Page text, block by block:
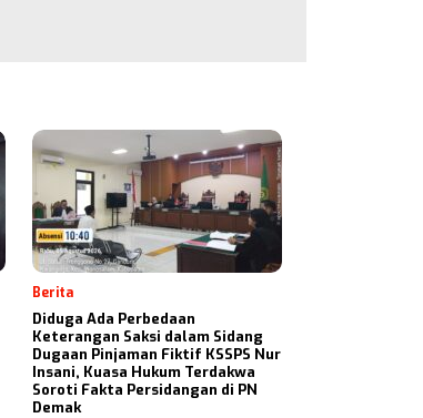
Berita
Diduga Ada Perbedaan
Keterangan Saksi dalam Sidang
Dugaan Pinjaman Fiktif KSSPS Nur
Insani, Kuasa Hukum Terdakwa
Soroti Fakta Persidangan di PN
Demak